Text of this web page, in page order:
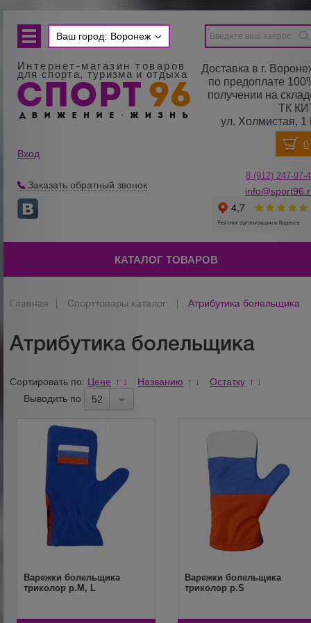
Ваш город: Воронеж
Интернет-магазин товаров
для спорта, туризма и отдыха
Доставка в г.
по предоплате
получении на
ТК
ул. Холмистая, 1
Вход
Заказать обратный звонок
8 (912) 247-97-
КАТАЛОГ ТОВАРОВ
Главная Спорттовары каталог Атрибутика болельщика
Атрибутика болельщика
Сортировать по: Цене ↑ ↓ Названию ↑ ↓ Остатку ↑ ↓
Выводить по 52
Варежки болельщика
триколор р.М, L
Варежки болельщика
триколор р.S